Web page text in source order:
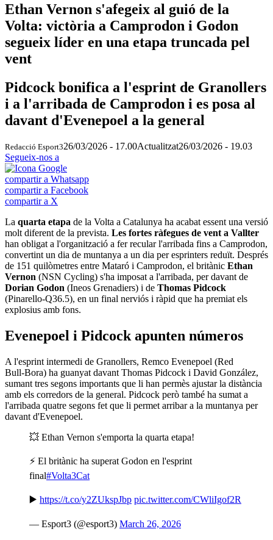
Ethan Vernon s'afegeix al guió de la
Volta: victòria a Camprodon i Godon
segueix líder en una etapa truncada pel
vent
Pidcock bonifica a l'esprint de Granollers
i a l'arribada de Camprodon i es posa al
davant d'Evenepoel a la general
Redacció Esport326/03/2026 - 17.00Actualitzat26/03/2026 - 19.03
Segueix-nos a
compartir a Whatsapp
compartir a Facebook
compartir a X
La quarta etapa de la Volta a Catalunya ha acabat essent una versió
molt diferent de la prevista. Les fortes ràfegues de vent a Vallter
han obligat a l'organització a fer recular l'arribada fins a Camprodon,
convertint un dia de muntanya a un dia per esprinters reduït. Després
de 151 quilòmetres entre Mataró i Camprodon, el britànic Ethan
Vernon (NSN Cycling) s'ha imposat a l'arribada, per davant de
Dorian Godon (Ineos Grenadiers) i de Thomas Pidcock
(Pinarello‑Q36.5), en un final nerviós i ràpid que ha premiat els
explosius amb fons.
Evenepoel i Pidcock apunten números
A l'esprint intermedi de Granollers, Remco Evenepoel (Red
Bull‑Bora) ha guanyat davant Thomas Pidcock i David González,
sumant tres segons importants que li han permès ajustar la distància
amb els corredors de la general. Pidcock però també ha sumat a
l'arribada quatre segons fet que li permet arribar a la muntanya per
davant d'Evenepoel.
💥 Ethan Vernon s'emporta la quarta etapa!
⚡️ El britànic ha superat Godon en l'esprint
final#Volta3Cat
▶️ https://t.co/y2ZUkspJbp pic.twitter.com/CWliIgof2R
— Esport3 (@esport3) March 26, 2026